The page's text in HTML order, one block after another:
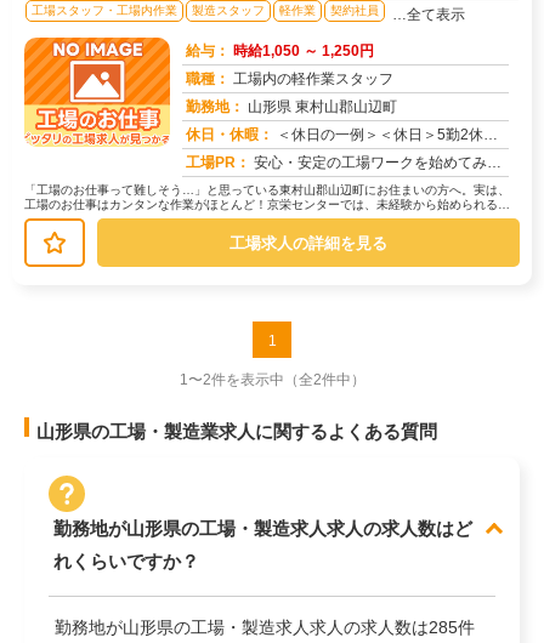
工場スタッフ・工場内作業 製造スタッフ 軽作業 契約社員 …全て表示
給与： 時給1,050 ～ 1,250円
職種： 工場内の軽作業スタッフ
勤務地： 山形県 東村山郡山辺町
休日・休暇：
＜休日の一例＞＜休日＞5勤2休（工場カレンダーによる）★ＧＷ・夏季・年末年始休暇あり★有給休暇あり※配属先により休...
工場PR： 安心・安定の工場ワークを始めてみませんか？株式会社京栄センターが選ばれる理由はこちら！【理由①】手厚いサポート体制...
「工場のお仕事って難しそう…」と思っている東村山郡山辺町にお住まいの方へ。実は、
工場のお仕事はカンタンな作業がほとんど！京栄センターでは、未経験から始められるお
仕事を多数ご紹介しています。たとえ...
工場求人の詳細を見る
1
1〜2件を表示中 （全2件中）
山形県の工場・製造業求人に関するよくある質問
勤務地が山形県の工場・製造求人求人の求人数はど
れくらいですか？
勤務地が山形県の工場・製造求人求人の求人数は285件